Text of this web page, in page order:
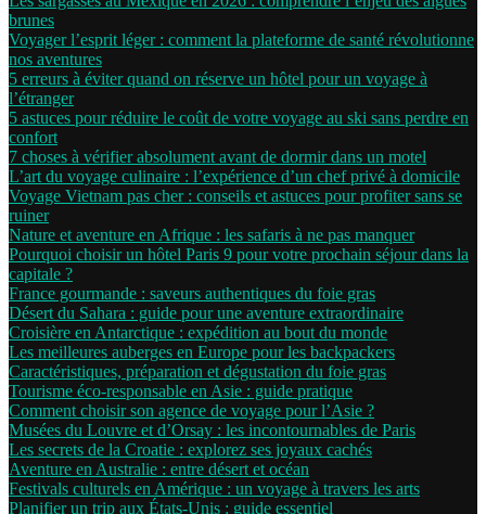
brunes
Voyager l’esprit léger : comment la plateforme de santé révolutionne
nos aventures
5 erreurs à éviter quand on réserve un hôtel pour un voyage à
l’étranger
5 astuces pour réduire le coût de votre voyage au ski sans perdre en
confort
7 choses à vérifier absolument avant de dormir dans un motel
L’art du voyage culinaire : l’expérience d’un chef privé à domicile
Voyage Vietnam pas cher : conseils et astuces pour profiter sans se
ruiner
Nature et aventure en Afrique : les safaris à ne pas manquer
Pourquoi choisir un hôtel Paris 9 pour votre prochain séjour dans la
capitale ?
France gourmande : saveurs authentiques du foie gras
Désert du Sahara : guide pour une aventure extraordinaire
Croisière en Antarctique : expédition au bout du monde
Les meilleures auberges en Europe pour les backpackers
Caractéristiques, préparation et dégustation du foie gras
Tourisme éco-responsable en Asie : guide pratique
Comment choisir son agence de voyage pour l’Asie ?
Musées du Louvre et d’Orsay : les incontournables de Paris
Les secrets de la Croatie : explorez ses joyaux cachés
Aventure en Australie : entre désert et océan
Festivals culturels en Amérique : un voyage à travers les arts
Planifier un trip aux États-Unis : guide essentiel